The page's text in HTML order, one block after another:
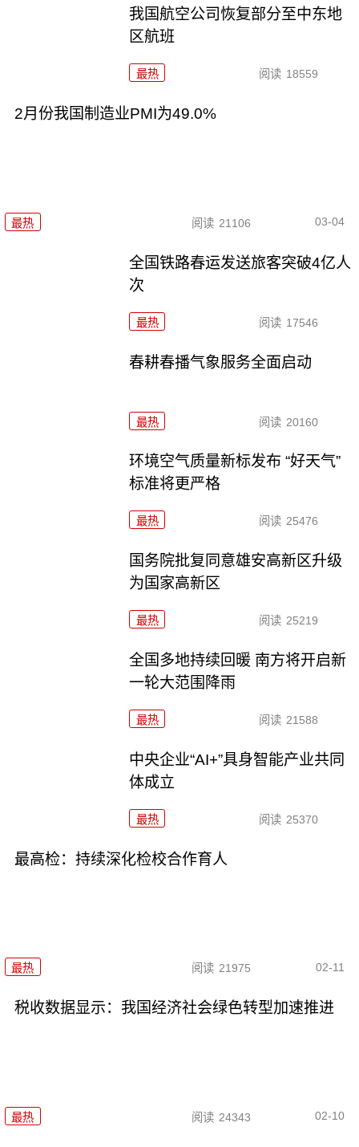
我国航空公司恢复部分至中东地
区航班
最热 阅读 18559
2月份我国制造业PMI为49.0%
最热 阅读 21106 03-04
全国铁路春运发送旅客突破4亿人
次
最热 阅读 17546
春耕春播气象服务全面启动
最热 阅读 20160
环境空气质量新标发布 “好天气”
标准将更严格
最热 阅读 25476
国务院批复同意雄安高新区升级
为国家高新区
最热 阅读 25219
全国多地持续回暖 南方将开启新
一轮大范围降雨
最热 阅读 21588
中央企业“AI+”具身智能产业共同
体成立
最热 阅读 25370
最高检：持续深化检校合作育人
最热 阅读 21975 02-11
税收数据显示：我国经济社会绿色转型加速推进
最热 阅读 24343 02-10